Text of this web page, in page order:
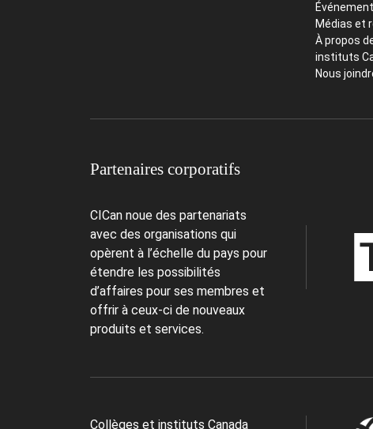
Médias et
À propos
instituts
Nous
Partenaires corporatifs
CICan noue des partenariats
avec des organisations qui
opèrent à l’échelle du pays pour
étendre les possibilités
d’affaires pour ses membres et
offrir à ceux-ci de nouveaux
produits et services.
Collèges et instituts Canada